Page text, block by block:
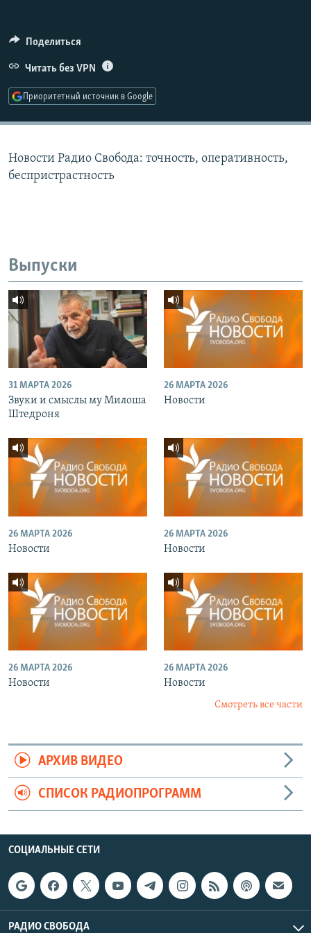
ПОДПИШИТЕСЬ НА РАССЫЛКУ
СОЦИАЛЬНЫЕ СЕТИ
Поделиться
Читать без VPN
Приоритетный источник в Google
Новости Радио Свобода: точность, оперативность,
беспристрастность
Выпуски
31 МАРТА 2026
Звуки и смыслы му Милоша
Штедроня
26 МАРТА 2026
Новости
26 МАРТА 2026
Новости
26 МАРТА 2026
Новости
26 МАРТА 2026
Новости
26 МАРТА 2026
Новости
Смотреть все части
АРХИВ ВИДЕО
СПИСОК РАДИОПРОГРАММ
СОЦИАЛЬНЫЕ СЕТИ
РАДИО СВОБОДА